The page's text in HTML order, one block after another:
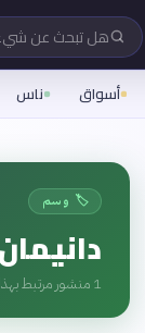
هل تبحث عن
أسواق ناس
🏷️ وسم
1 منشور مرتبط